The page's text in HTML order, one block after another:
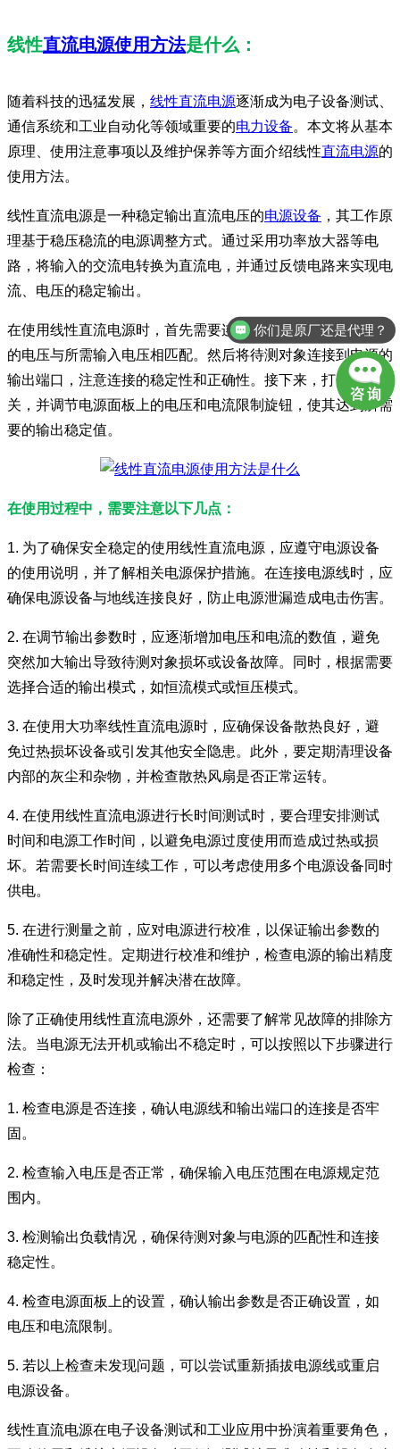
线性直流电源使用方法是什么：
随着科技的迅猛发展， 线性直流电源逐渐成为电子设备测试、
通信系统和工业自动化等领域重要的电力设备。本文将从基本
原理、使用注意事项以及维护保养等方面介绍线性直流电源的
使用方法。
线性直流电源是一种稳定输出直流电压的电源设备 ，其工作原
理基于稳压稳流的电源调整方式。通过采用功率放大器等电
路，将输入的交流电转换为直流电，并通过反馈电路来实现电
流、电压的稳定输出。
在使用线性直流电源时，首先需要连接供电源线，并确保电源
的电压与所需输入电压相匹配。然后将待测对象连接到电源的
输出端口，注意连接的稳定性和正确性。接下来，打开电源开
关，并调节电源面板上的电压和电流限制旋钮，使其达到所需
要的输出稳定值。
在使用过程中，需要注意以下几点：
1. 为了确保安全稳定的使用线性直流电源，应遵守电源设备
的使用说明，并了解相关电源保护措施。在连接电源线时，应
确保电源设备与地线连接良好，防止电源泄漏造成电击伤害。
2. 在调节输出参数时，应逐渐增加电压和电流的数值，避免
突然加大输出导致待测对象损坏或设备故障。同时，根据需要
选择合适的输出模式，如恒流模式或恒压模式。
3. 在使用大功率线性直流电源时，应确保设备散热良好，避
免过热损坏设备或引发其他安全隐患。此外，要定期清理设备
内部的灰尘和杂物，并检查散热风扇是否正常运转。
4. 在使用线性直流电源进行长时间测试时，要合理安排测试
时间和电源工作时间，以避免电源过度使用而造成过热或损
坏。若需要长时间连续工作，可以考虑使用多个电源设备同时
供电。
5. 在进行测量之前，应对电源进行校准，以保证输出参数的
准确性和稳定性。定期进行校准和维护，检查电源的输出精度
和稳定性，及时发现并解决潜在故障。
除了正确使用线性直流电源外，还需要了解常见故障的排除方
法。当电源无法开机或输出不稳定时，可以按照以下步骤进行
检查：
1. 检查电源是否连接，确认电源线和输出端口的连接是否牢
固。
2. 检查输入电压是否正常，确保输入电压范围在电源规定范
围内。
3. 检测输出负载情况，确保待测对象与电源的匹配性和连接
稳定性。
4. 检查电源面板上的设置，确认输出参数是否正确设置，如
电压和电流限制。
5. 若以上检查未发现问题，可以尝试重新插拔电源线或重启
电源设备。
线性直流电源在电子设备测试和工业应用中扮演着重要角色，
你们是原厂还是代理？